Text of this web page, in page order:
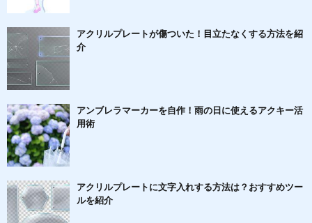
アクリルプレートが傷ついた！目立たなくする方法を紹
介
アンブレラマーカーを自作！雨の日に使えるアクキー活
用術
アクリルプレートに文字入れする方法は？おすすめツー
ルを紹介